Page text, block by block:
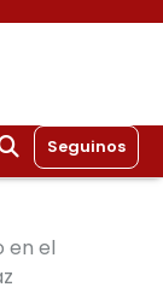
Seguinos
en el